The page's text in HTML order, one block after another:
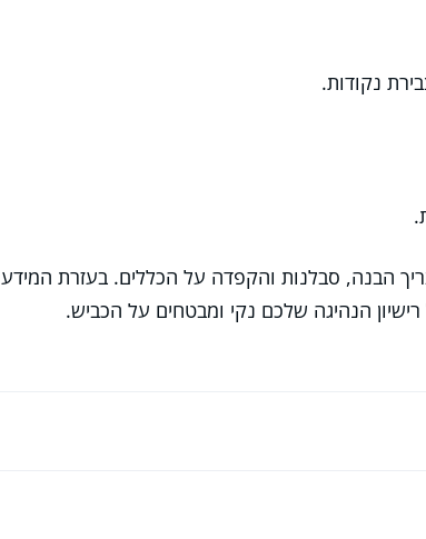
נקודות.
הבנה, סבלנות והקפדה על הכללים. בעזרת המידע
הנהיגה שלכם נקי ומבטחים על הכביש.